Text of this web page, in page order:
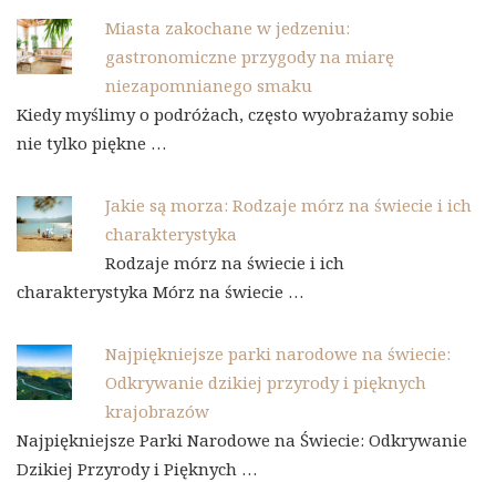
Miasta zakochane w jedzeniu:
gastronomiczne przygody na miarę
niezapomnianego smaku
Kiedy myślimy o podróżach, często wyobrażamy sobie
nie tylko piękne …
Jakie są morza: Rodzaje mórz na świecie i ich
charakterystyka
Rodzaje mórz na świecie i ich
charakterystyka Mórz na świecie …
Najpiękniejsze parki narodowe na świecie:
Odkrywanie dzikiej przyrody i pięknych
krajobrazów
Najpiękniejsze Parki Narodowe na Świecie: Odkrywanie
Dzikiej Przyrody i Pięknych …